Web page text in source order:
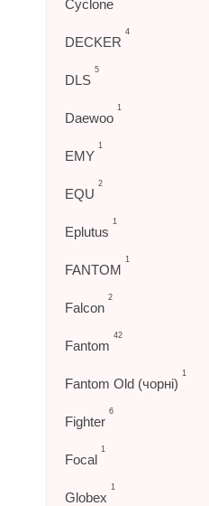
Cyclone
DECKER
4
DLS
5
Daewoo
1
EMY
1
EQU
2
Eplutus
1
FANTOM
1
Falcon
2
Fantom
42
Fantom Old (чорні)
1
Fighter
6
Focal
1
Globex
1